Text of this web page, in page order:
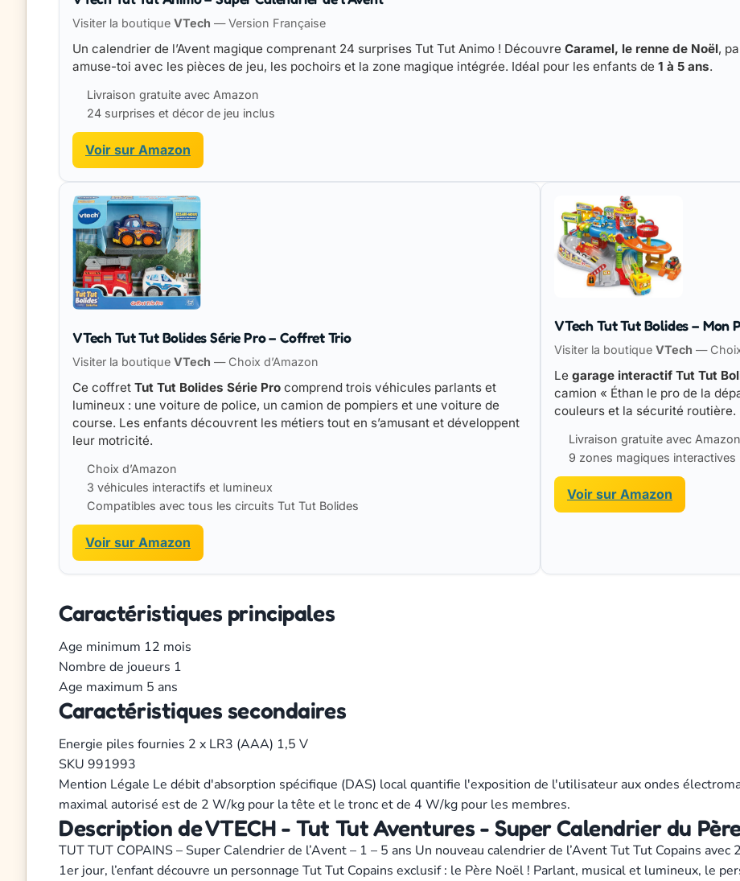
Visiter la boutique VTech — Version Française
Un calendrier de l’Avent magique comprenant 24 surprises Tut Tut Animo ! Découvre Caramel, le renne de Noël,
amuse-toi avec les pièces de jeu, les pochoirs et la zone magique intégrée. Idéal pour les enfants de 1 à 5 ans.
Livraison gratuite avec Amazon
24 surprises et décor de jeu inclus
Voir sur Amazon
VTech Tut Tut Bolides Série Pro – Coffret Trio
Visiter la boutique VTech — Choix d’Amazon
Ce coffret Tut Tut Bolides Série Pro comprend trois véhicules parlants et
lumineux : une voiture de police, un camion de pompiers et une voiture de
course. Les enfants découvrent les métiers tout en s’amusant et développent
leur motricité.
Choix d’Amazon
3 véhicules interactifs et lumineux
Compatibles avec tous les circuits Tut Tut Bolides
Voir sur Amazon
VTech Tut Tut Bolides – Mon
Visiter la boutique VTech —
Le garage interactif Tut Tut
camion « Éthan le pro de la
couleurs et la sécurité
Livraison gratuite avec Amazon
9 zones magiques interactives
Voir sur Amazon
Caractéristiques principales
Age minimum 12 mois
Nombre de joueurs 1
Age maximum 5 ans
Caractéristiques secondaires
Energie piles fournies 2 x LR3 (AAA) 1,5 V
SKU 991993
Mention Légale Le débit d'absorption spécifique (DAS) local quantifie l'exposition de l'utilisateur aux ondes
maximal autorisé est de 2 W/kg pour la tête et le tronc et de 4 W/kg pour les membres.
Description de VTECH - Tut Tut Aventures - Super Calendrier du
TUT TUT COPAINS – Super Calendrier de l’Avent – 1 – 5 ans Un nouveau calendrier de l’Avent Tut Tut Copains
1er jour, l’enfant découvre un personnage Tut Tut Copains exclusif : le Père Noël ! Parlant, musical et lumineux, le